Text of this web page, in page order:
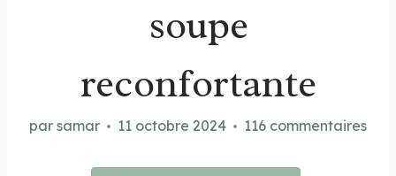
soupe
reconfortante
par samar 11 octobre 2024 116 commentaires